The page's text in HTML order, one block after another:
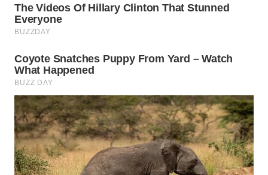
WAHANA
KONSUMEN
WAHANA
LISTRIK
WAHANA
TRAVEL
WAHANA
TV